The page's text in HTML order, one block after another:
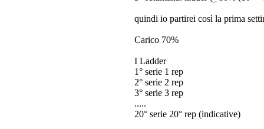
quindi io partirei così la prima
Carico 70%
I Ladder
1° serie 1 rep
2° serie 2 rep
3° serie 3 rep
.....
20° serie 20° rep (indicative)